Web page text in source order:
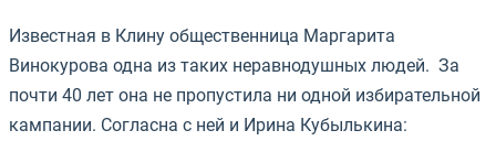
Известная в Клину общественница Маргарита
Винокурова одна из таких неравнодушных людей. За
почти 40 лет она не пропустила ни одной избирательной
кампании. Согласна с ней и Ирина Кубылькина: